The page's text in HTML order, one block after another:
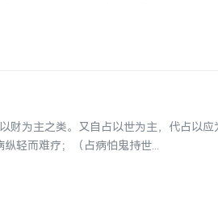
财为主之类。又自占以世为主，代占以
轻而难疗；（占病怕鬼持世...